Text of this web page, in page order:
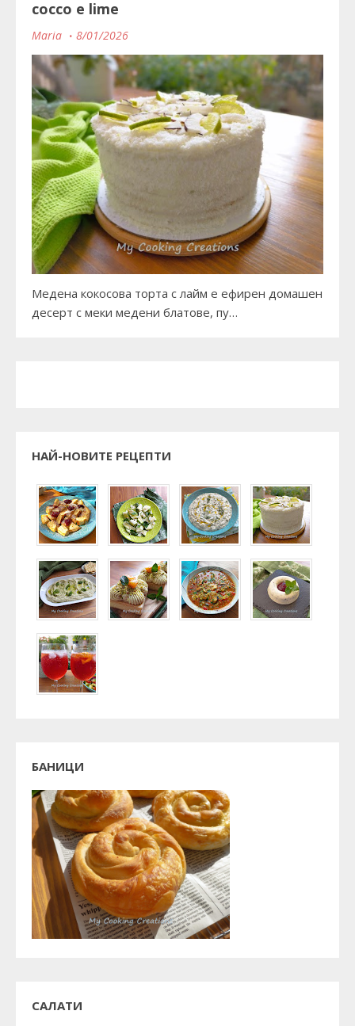
cocco e lime
Maria 8/01/2026
Медена кокосова торта с лайм е ефирен домашен
десерт с меки медени блатове, пу…
НАЙ-НОВИТЕ РЕЦЕПТИ
БАНИЦИ
САЛАТИ